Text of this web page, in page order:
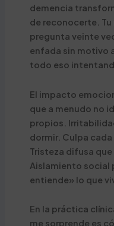
demencia
de reconocerte.
pregunta veinte
enfada sin motivo
todo eso
El impacto
que a menudo no
propios.
dormir. Culpa cada
Tristeza difusa que
Aislamiento social
entiende» lo que
En la práctica
me sorprende es